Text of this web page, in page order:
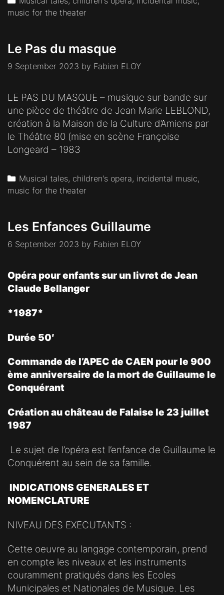
music for the theater
Le Pas du masque
9 September 2023 by Fabien ELOY
LE PAS DU MASQUE – musique sur bande sur
une pièce de théâtre de Jean Marie LEBLOND,
création à la Maison de la Culture d’Amiens par
le Théâtre 80 (mise en scène Françoise
Longeard – 1983
Categories
Musical tales, children's opera, incidental music,
music for the theater
Les Enfances Guillaume
6 September 2023 by Fabien ELOY
Opéra pour enfants sur un livret de Jean
Claude Bellanger
*1987*
Durée 50′
Commande de l’APEC de CAEN pour le 900
ème anniversaire de la mort de Guillaume le
Conquérant
Création au château de Falaise le 23 juillet
1987
Le sujet de l’opéra est l’enfance de Guillaume le
Conquérent au sein de sa famille.
INDICATIONS GENERALES ET
NOMENCLATURE
NIVEAU DES EXECUTANTS :
Cette oeuvre au langage contemporain, prend
en compte les niveaux et les instruments
couramment pratiqués dans les Ecoles
Municipales et Nationales de Musique. Les